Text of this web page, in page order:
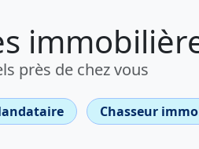
près de chez vous
Chasseur